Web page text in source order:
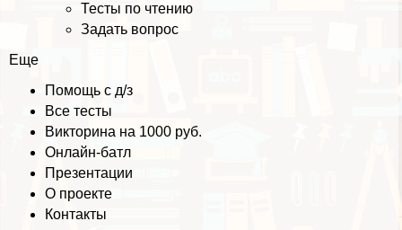
Тесты по чтению
Задать вопрос
Еще
Помощь с д/з
Все тесты
Викторина на 1000 руб.
Онлайн-батл
Презентации
О проекте
Контакты